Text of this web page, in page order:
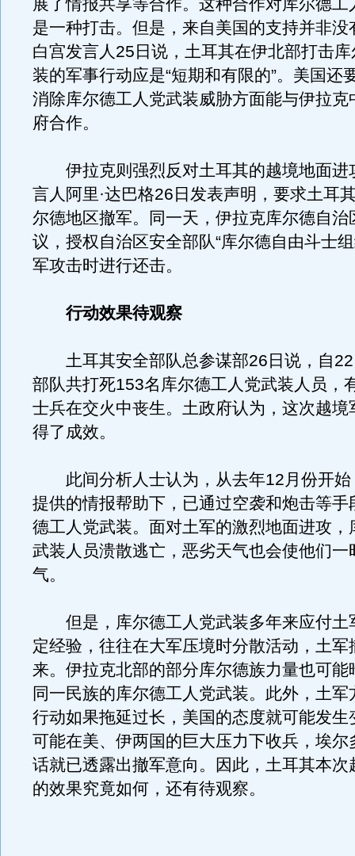
展了情报共享等合作。这种合作对库尔德工
是一种打击。但是，来自美国的支持并非没
白宫发言人25日说，土耳其在伊北部打击
装的军事行动应是“短期和有限的”。美国还
消除库尔德工人党武装威胁方面能与伊拉克
府合作。
伊拉克则强烈反对土耳其的越境地面进
言人阿里·达巴格26日发表声明，要求土耳
尔德地区撤军。同一天，伊拉克库尔德自治
议，授权自治区安全部队“库尔德自由斗士
军攻击时进行还击。
行动效果待观察
土耳其安全部队总参谋部26日说，自22
部队共打死153名库尔德工人党武装人员，
士兵在交火中丧生。土政府认为，这次越境
得了成效。
此间分析人士认为，从去年12月份开始
提供的情报帮助下，已通过空袭和炮击等手
德工人党武装。面对土军的激烈地面进攻，
武装人员溃散逃亡，恶劣天气也会使他们一
气。
但是，库尔德工人党武装多年来应付土
定经验，往往在大军压境时分散活动，土军
来。伊拉克北部的部分库尔德族力量也可能
同一民族的库尔德工人党武装。此外，土军
行动如果拖延过长，美国的态度就可能发生
可能在美、伊两国的巨大压力下收兵，埃尔
话就已透露出撤军意向。因此，土耳其本次
的效果究竟如何，还有待观察。